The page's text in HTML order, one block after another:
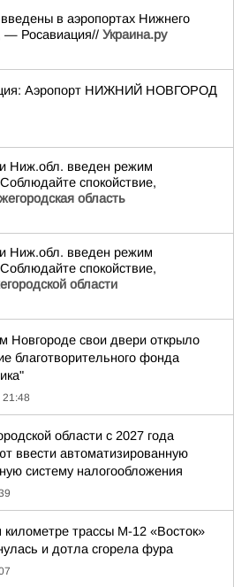
в аэропортах Нижнего
— Росавиация// Украина.ру
Аэропорт НИЖНИЙ НОВГОРОД
Ниж.обл. введен режим
спокойствие,
область
Ниж.обл. введен режим
спокойствие,
области
Новгороде свои двери открыло
благотворительного фонда
21:48
области с 2027 года
ввести автоматизированную
систему налогообложения
трассы М-12 «Восток»
и дотла сгорела фура